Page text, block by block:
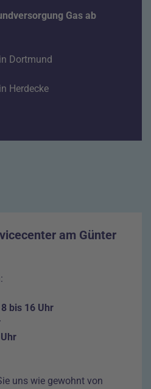
Gas ab
Dortmund
Herdecke
am Günter
bis 16 Uhr
uns wie gewohnt von